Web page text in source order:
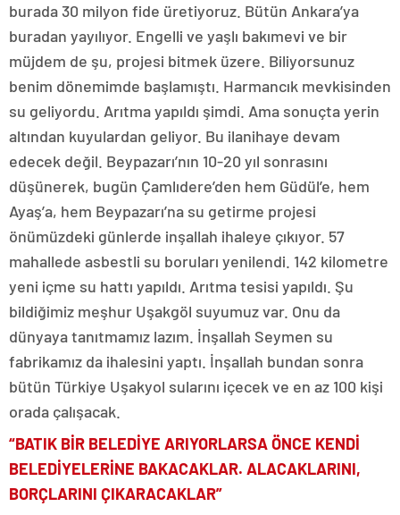
burada 30 milyon fide üretiyoruz. Bütün Ankara’ya
buradan yayılıyor. Engelli ve yaşlı bakımevi ve bir
müjdem de şu, projesi bitmek üzere. Biliyorsunuz
benim dönemimde başlamıştı. Harmancık mevkisinden
su geliyordu. Arıtma yapıldı şimdi. Ama sonuçta yerin
altından kuyulardan geliyor. Bu ilanihaye devam
edecek değil. Beypazarı’nın 10-20 yıl sonrasını
düşünerek, bugün Çamlıdere’den hem Güdül’e, hem
Ayaş’a, hem Beypazarı’na su getirme projesi
önümüzdeki günlerde inşallah ihaleye çıkıyor. 57
mahallede asbestli su boruları yenilendi. 142 kilometre
yeni içme su hattı yapıldı. Arıtma tesisi yapıldı. Şu
bildiğimiz meşhur Uşakgöl suyumuz var. Onu da
dünyaya tanıtmamız lazım. İnşallah Seymen su
fabrikamız da ihalesini yaptı. İnşallah bundan sonra
bütün Türkiye Uşakyol sularını içecek ve en az 100 kişi
orada çalışacak.
“BATIK BİR BELEDİYE ARIYORLARSA ÖNCE KENDİ
BELEDİYELERİNE BAKACAKLAR. ALACAKLARINI,
BORÇLARINI ÇIKARACAKLAR”